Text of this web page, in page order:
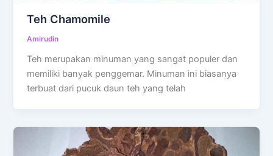
Teh Chamomile
Amirudin
Teh merupakan minuman yang sangat populer dan
memiliki banyak penggemar. Minuman ini biasanya
terbuat dari pucuk daun teh yang telah